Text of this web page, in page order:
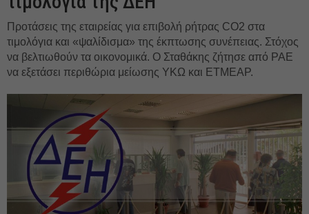
Προτάσεις της εταιρείας για επιβολή ρήτρας CO2 στα
τιμολόγια και «ψαλίδισμα» της έκπτωσης συνέπειας. Στόχος
να βελτιωθούν τα οικονομικά. Ο Σταθάκης ζήτησε από ΡΑΕ
να εξετάσει περιθώρια μείωσης ΥΚΩ και ΕΤΜΕΑΡ.